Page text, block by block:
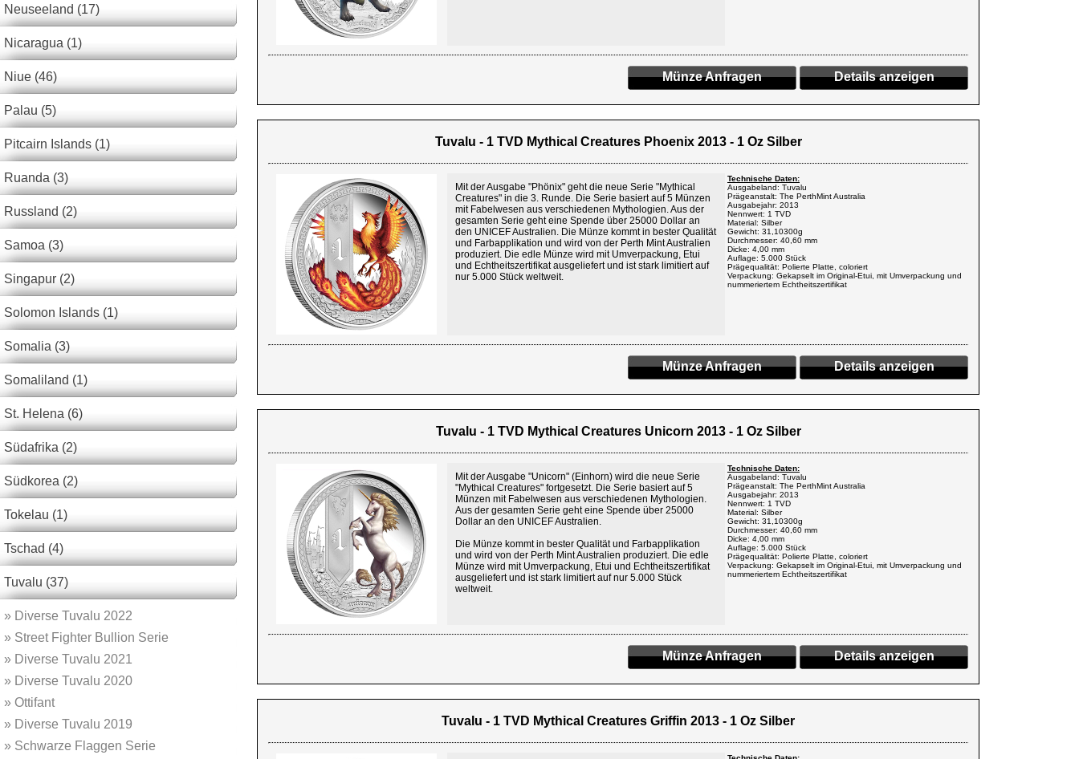
Neuseeland (17)
Nicaragua (1)
Niue (46)
Palau (5)
Pitcairn Islands (1)
Ruanda (3)
Russland (2)
Samoa (3)
Singapur (2)
Solomon Islands (1)
Somalia (3)
Somaliland (1)
St. Helena (6)
Südafrika (2)
Südkorea (2)
Tokelau (1)
Tschad (4)
Tuvalu (37)
» Diverse Tuvalu 2022
» Street Fighter Bullion Serie
» Diverse Tuvalu 2021
» Diverse Tuvalu 2020
» Ottifant
» Diverse Tuvalu 2019
» Schwarze Flaggen Serie
Details anzeigen
Münze Anfragen
Tuvalu - 1 TVD Mythical Creatures Phoenix 2013 - 1 Oz Silber
Mit der Ausgabe "Phönix" geht die neue Serie "Mythical
Creatures" in die 3. Runde. Die Serie basiert auf 5 Münzen
mit Fabelwesen aus verschiedenen Mythologien. Aus der
gesamten Serie geht eine Spende über 25000 Dollar an
den UNICEF Australien. Die Münze kommt in bester Qualität
und Farbapplikation und wird von der Perth Mint Australien
produziert. Die edle Münze wird mit Umverpackung, Etui
und Echtheitszertifikat ausgeliefert und ist stark limitiert auf
nur 5.000 Stück weltweit.
Technische Daten:
Ausgabeland: Tuvalu
Prägeanstalt: The PerthMint Australia
Ausgabejahr: 2013
Nennwert: 1 TVD
Material: Silber
Gewicht: 31,10300g
Durchmesser: 40,60 mm
Dicke: 4,00 mm
Auflage: 5.000 Stück
Prägequalität: Polierte Platte, coloriert
Verpackung: Gekapselt im Original-Etui, mit Umverpackung und
nummeriertem Echtheitszertifikat
Details anzeigen
Münze Anfragen
Tuvalu - 1 TVD Mythical Creatures Unicorn 2013 - 1 Oz Silber
Mit der Ausgabe "Unicorn" (Einhorn) wird die neue Serie
"Mythical Creatures" fortgesetzt. Die Serie basiert auf 5
Münzen mit Fabelwesen aus verschiedenen Mythologien.
Aus der gesamten Serie geht eine Spende über 25000
Dollar an den UNICEF Australien.
Die Münze kommt in bester Qualität und Farbapplikation
und wird von der Perth Mint Australien produziert. Die edle
Münze wird mit Umverpackung, Etui und Echtheitszertifikat
ausgeliefert und ist stark limitiert auf nur 5.000 Stück
weltweit.
Technische Daten:
Ausgabeland: Tuvalu
Prägeanstalt: The PerthMint Australia
Ausgabejahr: 2013
Nennwert: 1 TVD
Material: Silber
Gewicht: 31,10300g
Durchmesser: 40,60 mm
Dicke: 4,00 mm
Auflage: 5.000 Stück
Prägequalität: Polierte Platte, coloriert
Verpackung: Gekapselt im Original-Etui, mit Umverpackung und
nummeriertem Echtheitszertifikat
Details anzeigen
Münze Anfragen
Tuvalu - 1 TVD Mythical Creatures Griffin 2013 - 1 Oz Silber